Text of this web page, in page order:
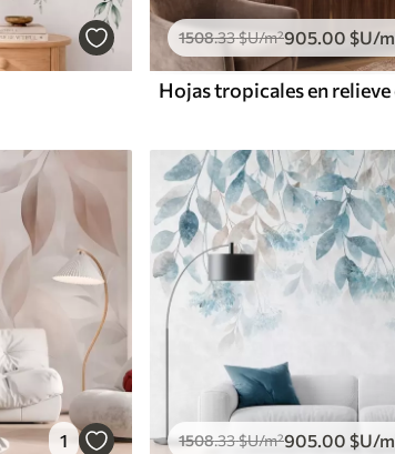
1508.33$U/m²905.00 $U/
1 1508.33$U/m²905 .00 $U/